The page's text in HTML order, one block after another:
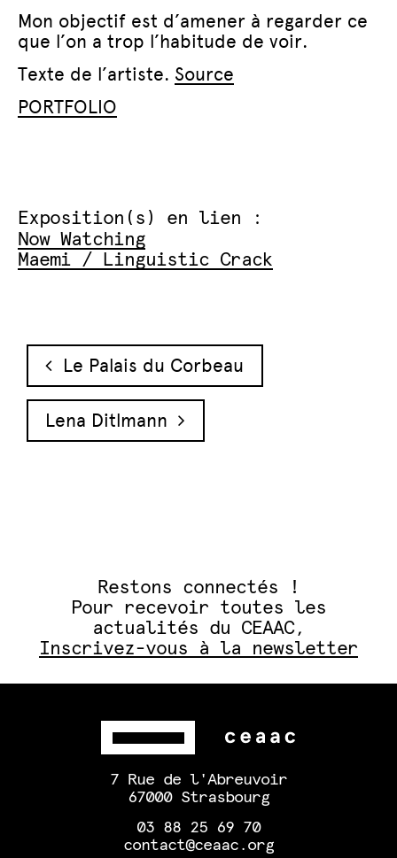
Mon objectif est d’amener à regarder ce
que l’on a trop l’habitude de voir.
Texte de l’artiste. Source
PORTFOLIO
Exposition(s) en lien :
Now Watching
Maemi / Linguistic Crack
Navigation des articles
Le Palais du Corbeau
Lena Ditlmann
Restons connectés !
Pour recevoir toutes les
actualités du CEAAC,
Inscrivez-vous à la newsletter
7 Rue de l'Abreuvoir
67000 Strasbourg
03 88 25 69 70
contact@ceaac.org